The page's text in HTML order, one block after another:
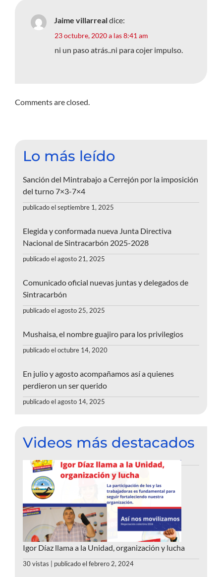
Jaime villarrealdice:
23 octubre, 2020 a las 8:41 am
ni un paso atrás..ni para cojer impulso.
Comments are closed.
Lo más leído
Sanción del Mintrabajo a Cerrejón por la imposición
del turno 7×3-7×4
publicado el septiembre 1, 2025
Elegida y conformada nueva Junta Directiva
Nacional de Sintracarbón 2025-2028
publicado el agosto 21, 2025
Comunicado oficial nuevas juntas y delegados de
Sintracarbón
publicado el agosto 25, 2025
Mushaisa, el nombre guajiro para los privilegios
publicado el octubre 14, 2020
En julio y agosto acompañamos así a quienes
perdieron un ser querido
publicado el agosto 14, 2025
Videos más destacados
Igor Díaz llama a la Unidad, organización y lucha
30 vistas publicado el febrero 2, 2024